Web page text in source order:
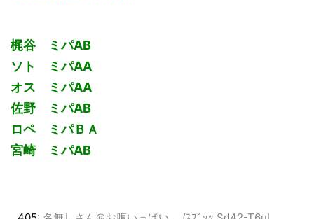
梶谷 ミパAB
ソト ミパAA
オス ミパAA
佐野 ミパAB
ロペ ミパＢＡ